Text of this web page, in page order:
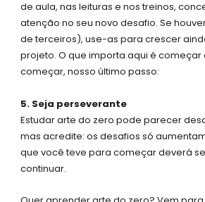
de aula, nas leituras e nos treinos,
atenção no seu novo desafio. Se
de terceiros), use-as para crescer
projeto. O que importa aqui é começar
começar, nosso último passo:
5. Seja perseverante
Estudar arte do zero pode parecer
mas acredite: os desafios só
que você teve para começar deverá
continuar.